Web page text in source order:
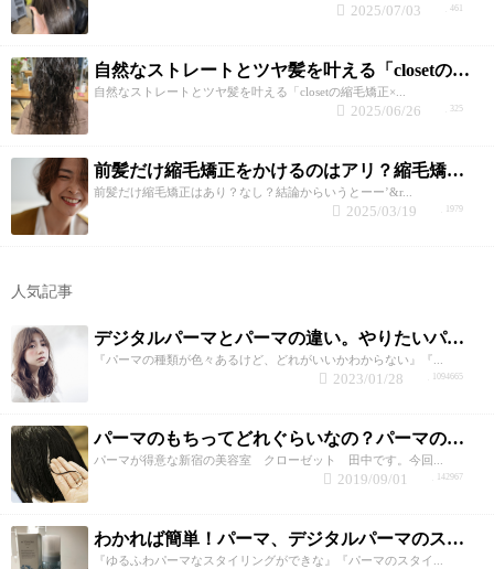
461
2025/07/03
自然なストレートとツヤ髪を叶える「closetの縮毛矯正×トリートメント」
自然なストレートとツヤ髪を叶える「closetの縮毛矯正×...
325
2025/06/26
前髪だけ縮毛矯正をかけるのはアリ？縮毛矯正が得意なclosetが回答！
前髪だけ縮毛矯正はあり？なし？結論からいうとーー’&r...
1979
2025/03/19
人気記事
デジタルパーマとパーマの違い。やりたいパーマの選び方のポイント
『パーマの種類が色々あるけど、どれがいいかわからない』『...
1094665
2023/01/28
パーマのもちってどれぐらいなの？パーマの持ちを良くする4つのポイントと持ちを悪くする要因
パーマが得意な新宿の美容室 クローゼット 田中です。今回...
142967
2019/09/01
わかれば簡単！パーマ、デジタルパーマのスタイリングのポイント！
『ゆるふわパーマなスタイリングができな』『パーマのスタイ...